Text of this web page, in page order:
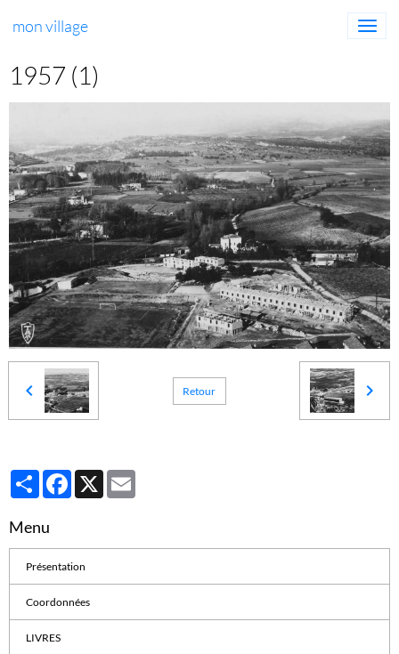
mon village
1957 (1)
Retour
PartagerFacebook
X
Menu
Présentation
Coordonnées
LIVRES